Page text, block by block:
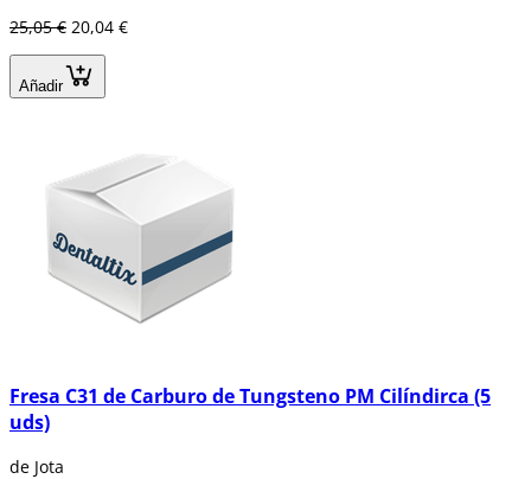
25,05 € 20,04 €
Añadir
Fresa C31 de Carburo de Tungsteno PM Cilíndirca (5
uds)
de Jota